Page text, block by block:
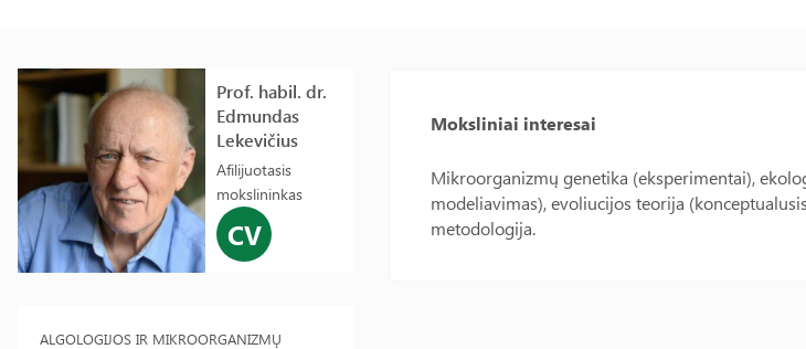
Prof. habil. dr.
Edmundas
Lekevičius
Afilijuotasis
mokslininkas
CV
ALGOLOGIJOS IR MIKROORGANIZMŲ
Moksliniai interesai
Mikroorganizmų genetika (eksperimentai),
modeliavimas), evoliucijos teorija
metodologija.